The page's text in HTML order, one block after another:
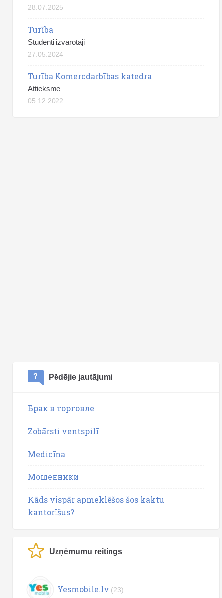
28.07.2025
Turība
Studenti izvarotāji
27.05.2024
Turība Komercdarbības katedra
Attieksme
05.12.2022
Pēdējie jautājumi
Брак в торговле
Zobārsti ventspilī
Medicīna
Мошенники
Kāds vispār apmeklēšos šos kaktu
kantorīšus?
Uzņēmumu reitings
Yesmobile.lv (23)